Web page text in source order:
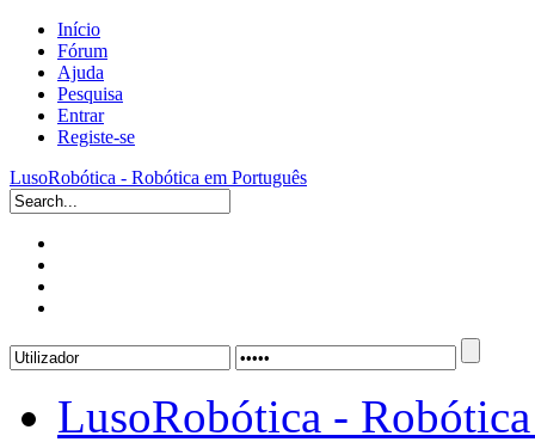
Início
Fórum
Ajuda
Pesquisa
Entrar
Registe-se
LusoRobótica - Robótica em Português
LusoRobótica -